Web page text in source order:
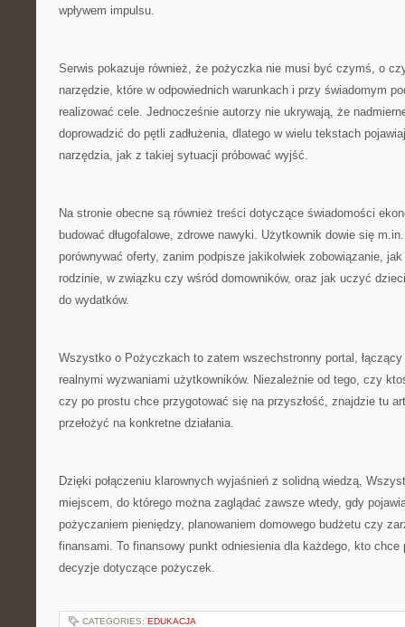
wpływem impulsu.
Serwis pokazuje również, że pożyczka nie musi być czymś, o
narzędzie, które w odpowiednich warunkach i przy świadomym
realizować cele. Jednocześnie autorzy nie ukrywają, że
doprowadzić do pętli zadłużenia, dlatego w wielu tekstach
narzędzia, jak z takiej sytuacji próbować wyjść.
Na stronie obecne są również treści dotyczące świadomości
budować długofalowe, zdrowe nawyki. Użytkownik dowie się
porównywać oferty, zanim podpisze jakikolwiek zobowiązanie,
rodzinie, w związku czy wśród domowników, oraz jak uczyć
do wydatków.
Wszystko o Pożyczkach to zatem wszechstronny portal,
realnymi wyzwaniami użytkowników. Niezależnie od tego, czy
czy po prostu chce przygotować się na przyszłość, znajdzie tu
przełożyć na konkretne działania.
Dzięki połączeniu klarownych wyjaśnień z solidną wiedzą,
miejscem, do którego można zaglądać zawsze wtedy, gdy
pożyczaniem pieniędzy, planowaniem domowego budżetu czy
finansami. To finansowy punkt odniesienia dla każdego, kto chce
decyzje dotyczące pożyczek.
CATEGORIES: EDUKACJA